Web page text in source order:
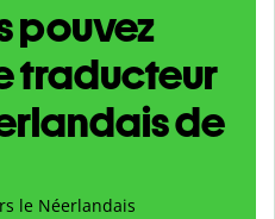
pouvez
traducteur
de
le Néerlandais